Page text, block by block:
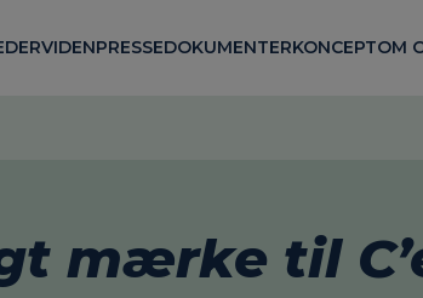
VIDENPRESSEDOKUMENTERKONCEPTOM
mærke til